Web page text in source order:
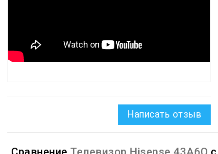
Написать отзыв